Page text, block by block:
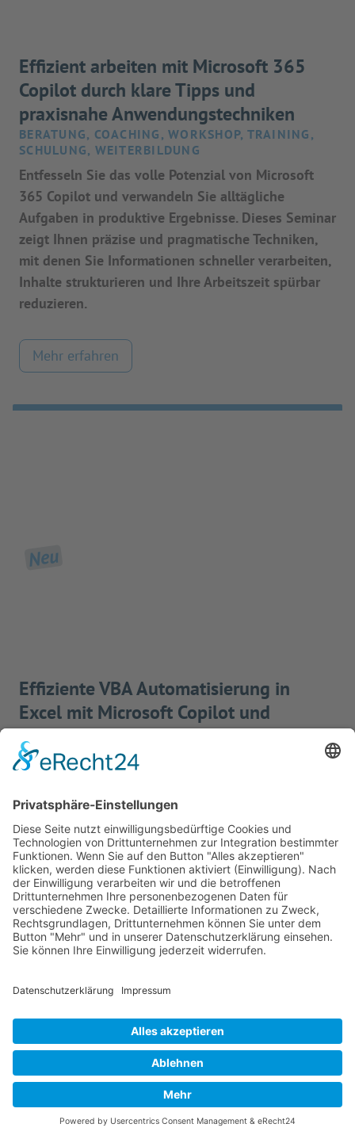
Effizient arbeiten mit Microsoft 365
Copilot durch klare Tipps und
praxisnahe Anwendungstechniken
BERATUNG, COACHING, WORKSHOP, TRAINING,
SCHULUNG, WEITERBILDUNG
Entfesseln Sie das volle Potenzial von Microsoft
365 Copilot und verwandeln Sie alltägliche
Aufgaben in produktive Ergebnisse. Dieses Seminar
zeigt Ihnen präzise und pragmatische Techniken,
mit denen Sie Informationen schneller verarbeiten,
Inhalte strukturieren und Ihre Arbeitszeit spürbar
reduzieren.
Mehr erfahren
Neu
Effiziente VBA Automatisierung in
Excel mit Microsoft Copilot und
Microsoft 365
BERATUNG, COACHING, WORKSHOP, TRAINING,
SCHULUNG, WEITERBILDUNG
Erleben Sie, wie Microsoft Copilot die klassische
VBA Arbeit in Excel revolutioniert. Entdecken Sie
neue Wege zur Automatisierung, modernisieren Sie
bestehende Makros und nutzen Sie künstliche
Intelligenz, um komplexe Datenprozesse schneller,
sicherer und transparenter zu gestalten.
Mehr erfahren